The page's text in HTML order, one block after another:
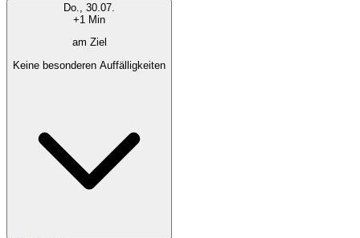
Do., 30.07.
+1 Min
am Ziel
Keine besonderen Auffälligkeiten